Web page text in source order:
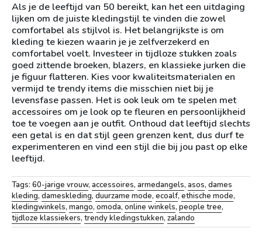
Als je de leeftijd van 50 bereikt, kan het een uitdaging
lijken om de juiste kledingstijl te vinden die zowel
comfortabel als stijlvol is. Het belangrijkste is om
kleding te kiezen waarin je je zelfverzekerd en
comfortabel voelt. Investeer in tijdloze stukken zoals
goed zittende broeken, blazers, en klassieke jurken die
je figuur flatteren. Kies voor kwaliteitsmaterialen en
vermijd te trendy items die misschien niet bij je
levensfase passen. Het is ook leuk om te spelen met
accessoires om je look op te fleuren en persoonlijkheid
toe te voegen aan je outfit. Onthoud dat leeftijd slechts
een getal is en dat stijl geen grenzen kent, dus durf te
experimenteren en vind een stijl die bij jou past op elke
leeftijd.
Tags: 60-jarige vrouw, accessoires, armedangels, asos, dames
kleding, dameskleding, duurzame mode, ecoalf, ethische mode,
kledingwinkels, mango, omoda, online winkels, people tree,
tijdloze klassiekers, trendy kledingstukken, zalando